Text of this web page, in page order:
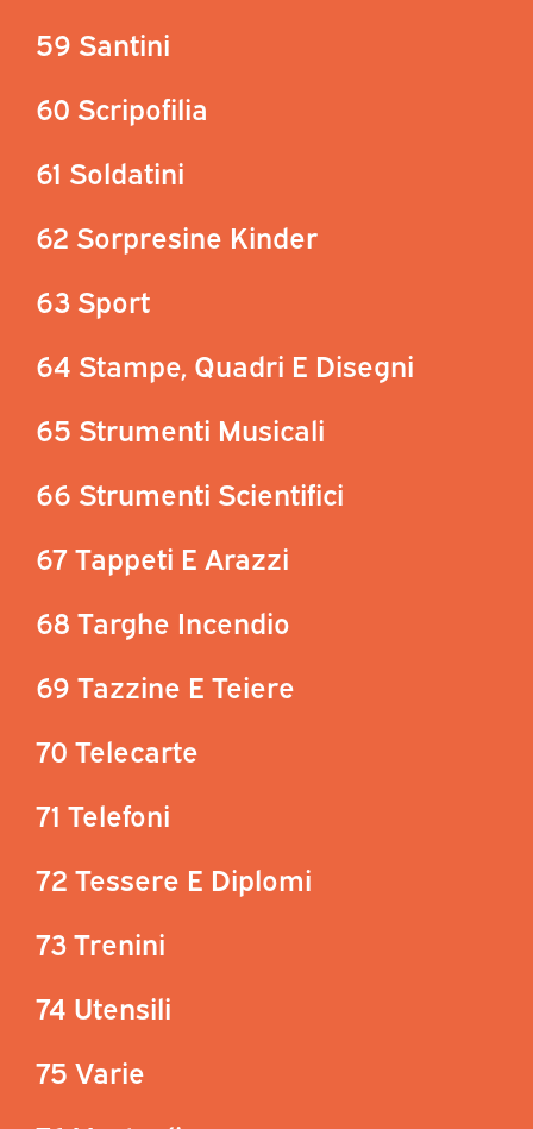
59 Santini
60 Scripofilia
61 Soldatini
62 Sorpresine Kinder
63 Sport
64 Stampe, Quadri E Disegni
65 Strumenti Musicali
66 Strumenti Scientifici
67 Tappeti E Arazzi
68 Targhe Incendio
69 Tazzine E Teiere
70 Telecarte
71 Telefoni
72 Tessere E Diplomi
73 Trenini
74 Utensili
75 Varie